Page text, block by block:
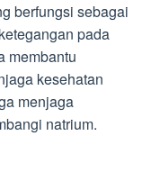
berfungsi sebagai
pada
membantu
kesehatan
menjaga
natrium.